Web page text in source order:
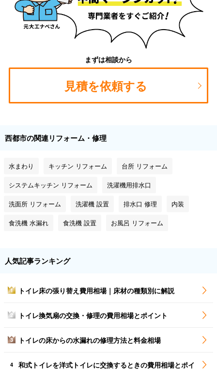
まずは相談から
見積を依頼する
西都市の関連リフォーム・修理
水まわり キッチン リフォーム 台所 リフォーム
システムキッチン リフォーム 洗濯機用排水口
洗面所 リフォーム 洗濯機 設置 排水口 修理 内装
食洗機 水漏れ 食洗機 設置 お風呂 リフォーム
人気記事ランキング
1 トイレ床の張り替え費用相場｜床材の種類別に解説
2 トイレ換気扇の交換・修理の費用相場とポイント
3 トイレの床からの水漏れの修理方法と料金相場
4
和式トイレを洋式トイレに交換するときの費用相場とポイ